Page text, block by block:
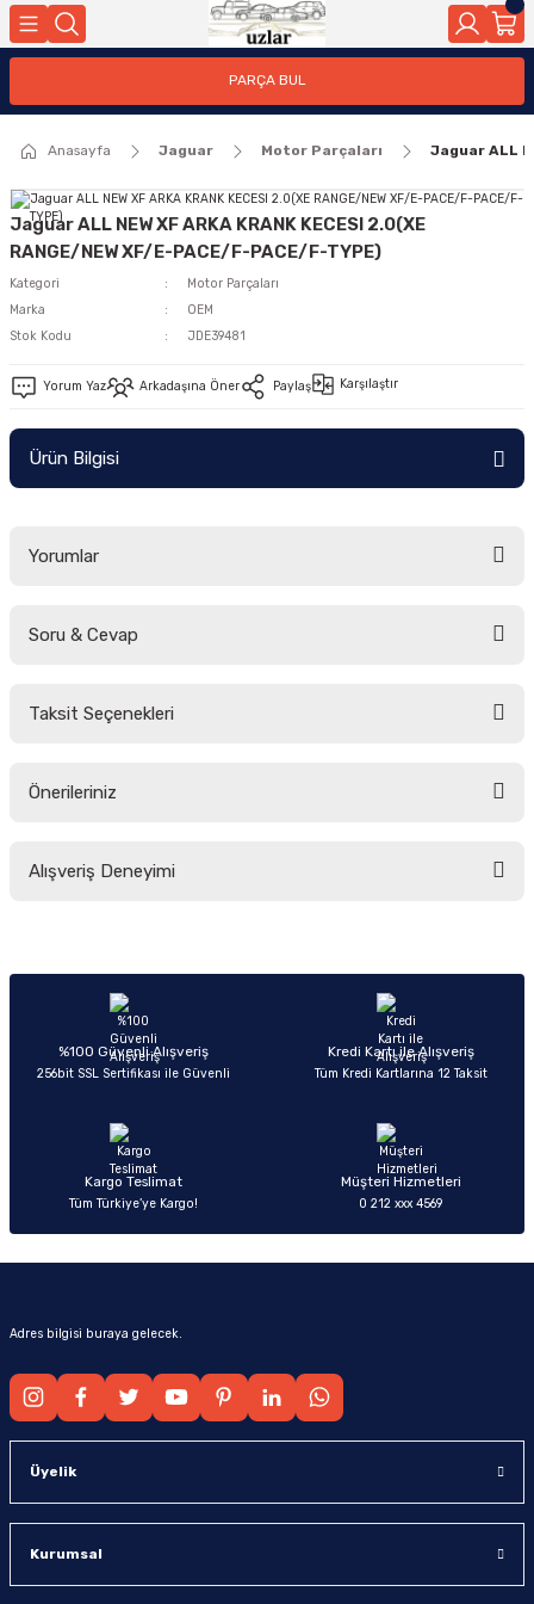
Geri Dön
PARÇA BUL
Anasayfa Jaguar Motor Parçaları Jaguar ALL
Jaguar ALL NEW XF ARKA KRANK KECESI 2.0(XE
RANGE/NEW XF/E-PACE/F-PACE/F-TYPE)
Kategori
Motor Parçaları
Marka
OEM
Stok Kodu
JDE39481
Yorum Yaz Arkadaşına Öner Paylaş Karşılaştır
Ürün Bilgisi
Yorumlar
Soru & Cevap
Taksit Seçenekleri
Önerileriniz
yetersiz gördüğünüz noktaları öneri formunu kullanarak tarafımıza
Ürün açıklamasında eksik bilgiler bulunuyor.
Ürün bilgilerinde hatalar bulunuyor.
Ürün fiyatı diğer sitelerden daha pahalı.
Alışveriş Deneyimi
%100 Güvenli Alışveriş
256bit SSL Sertifikası ile Güvenli
Kredi Kartı ile Alışveriş
Tüm Kredi Kartlarına 12 Taksit
Kargo Teslimat
Tüm Türkiye’ye Kargo!
Müşteri Hizmetleri
0 212 xxx 4569
Adres bilgisi buraya gelecek.
Üyelik
Kurumsal